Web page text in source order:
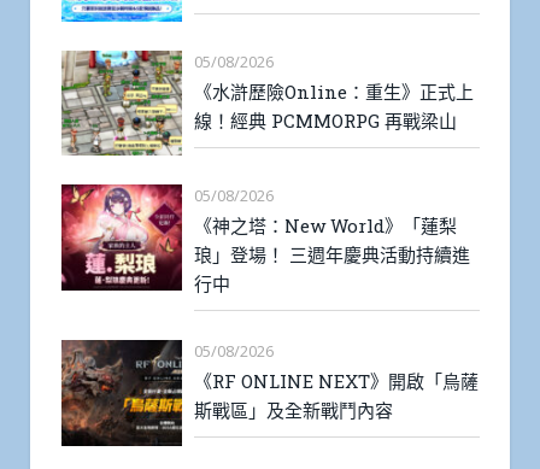
05/08/2026
《水滸歷險Online：重生》正式上
線！經典 PCMMORPG 再戰梁山
05/08/2026
《神之塔：New World》「蓮梨
琅」登場！ 三週年慶典活動持續進
行中
05/08/2026
《RF ONLINE NEXT》開啟「烏薩
斯戰區」及全新戰鬥內容